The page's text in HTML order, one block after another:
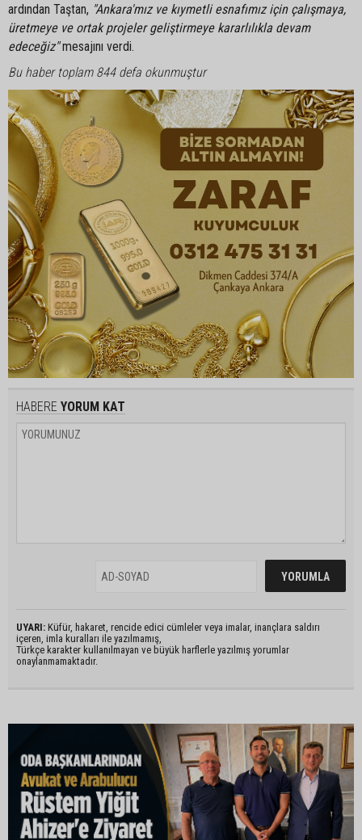
ardından Taştan, "Ankara'mız ve kıymetli esnafımız için çalışmaya,
üretmeye ve ortak projeler geliştirmeye kararlılıkla devam
edeceğiz"mesajını verdi.
Bu haber toplam 844 defa okunmuştur
HABERE YORUM KAT
UYARI: Küfür, hakaret, rencide edici cümleler veya imalar, inançlara saldırı
içeren, imla kuralları ile yazılmamış,
Türkçe karakter kullanılmayan ve büyük harflerle yazılmış yorumlar
onaylanmamaktadır.